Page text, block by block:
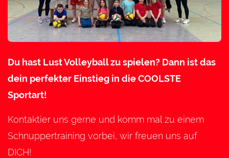
Du hast Lust Volleyball zu spielen? Dann ist das
dein perfekter Einstieg in die COOLSTE
Sportart!
Kontaktier uns gerne und komm mal zu einem
Schnuppertraining vorbei, wir freuen uns auf
DICH!